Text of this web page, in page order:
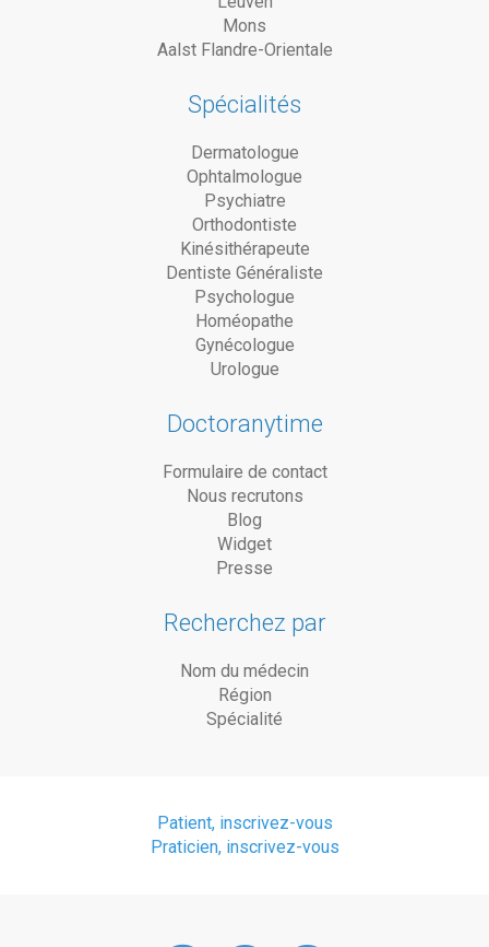
Mons
Aalst Flandre-Orientale
Spécialités
Dermatologue
Ophtalmologue
Psychiatre
Orthodontiste
Kinésithérapeute
Dentiste Généraliste
Psychologue
Homéopathe
Gynécologue
Urologue
Doctoranytime
Formulaire de contact
Nous recrutons
Blog
Widget
Presse
Recherchez par
Nom du médecin
Région
Spécialité
Patient, inscrivez-vous
Praticien, inscrivez-vous